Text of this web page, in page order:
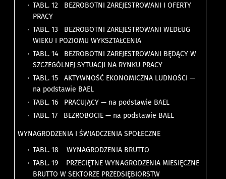
TABL. 12 BEZROBOTNI ZAREJESTROWANI I OFERTY
PRACY
TABL. 13 BEZROBOTNI ZAREJESTROWANI WEDŁUG
WIEKU I POZIOMU WYKSZTAŁCENIA
TABL. 14 BEZROBOTNI ZAREJESTROWANI BĘDĄCY W
SZCZEGÓLNEJ SYTUACJI NA RYNKU PRACY
TABL. 15 AKTYWNOŚĆ EKONOMICZNA LUDNOŚCI —
na podstawie BAEL
TABL. 16 PRACUJĄCY — na podstawie BAEL
TABL. 17 BEZROBOCIE — na podstawie BAEL
WYNAGRODZENIA I ŚWIADCZENIA SPOŁECZNE
TABL. 18 WYNAGRODZENIA BRUTTO
TABL. 19 PRZECIĘTNE WYNAGRODZENIA MIESIĘCZNE
BRUTTO W SEKTORZE PRZEDSIĘBIORSTW